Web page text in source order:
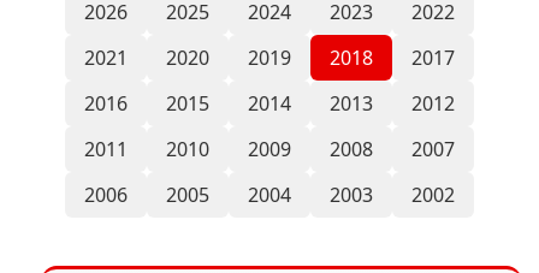
2026 2025 2024 2023
2022
2021
2020 2019 2018
2017
2016
2015 2014 2013
2012
2011
2010 2009 2008
2007
2006
2005 2004 2003 2002